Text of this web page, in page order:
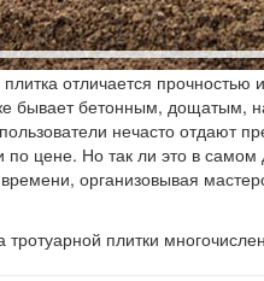
отличается прочностью
бывает бетонным, дощатым,
нечасто отдают
по цене. Но так ли это в
организовывая
тротуарной плитки